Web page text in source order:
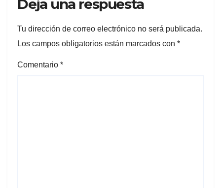
Deja una respuesta
Tu dirección de correo electrónico no será publicada.
Los campos obligatorios están marcados con *
Comentario *